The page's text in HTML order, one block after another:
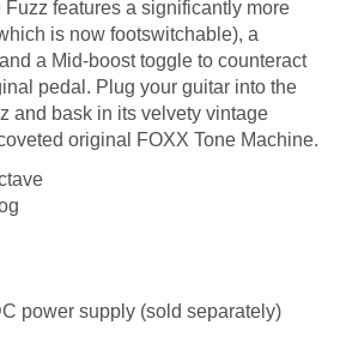
features a significantly more
is now footswitchable), a
a Mid-boost toggle to counteract
pedal. Plug your guitar into the
and bask in its velvety vintage
original FOXX Tone Machine.
power supply (sold separately)